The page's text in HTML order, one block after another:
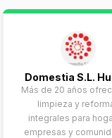
Domestia S.L.
Más de 20 años
limpieza y
integrales para
empresas y